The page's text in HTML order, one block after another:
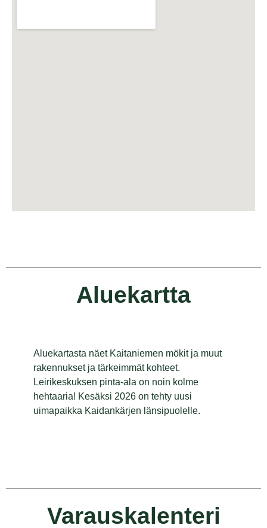
Aluekartta
Aluekartasta näet Kaitaniemen mökit ja muut
rakennukset ja tärkeimmät kohteet.
Leirikeskuksen pinta-ala on noin kolme
hehtaaria! Kesäksi 2026 on tehty uusi
uimapaikka Kaidankärjen länsipuolelle.
Varauskalenteri